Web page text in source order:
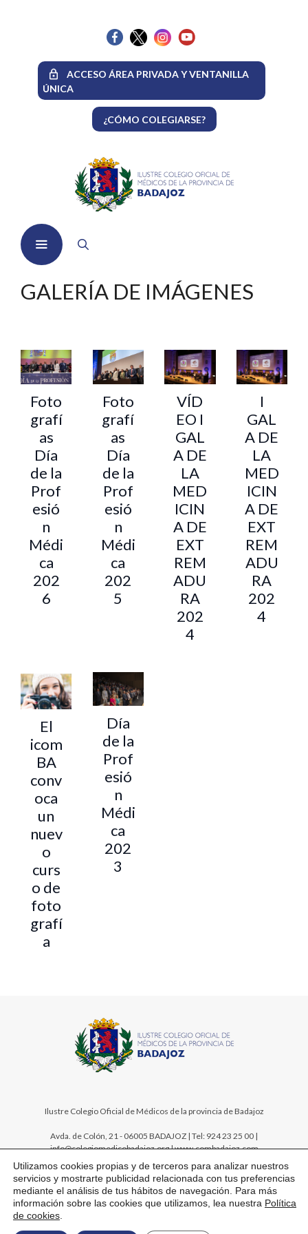
ACCESO ÁREA PRIVADA Y VENTANILLA
ÚNICA
¿CÓMO COLEGIARSE?
Menú
GALERÍA DE IMÁGENES
Foto
grafí
as
Día
de la
Prof
esió
n
Médi
ca
202
6
Foto
grafí
as
Día
de la
Prof
esió
n
Médi
ca
202
5
VÍD
EO I
GAL
A DE
LA
MED
ICIN
A DE
EXT
REM
ADU
RA
202
4
I
GAL
A DE
LA
MED
ICIN
A DE
EXT
REM
ADU
RA
202
4
El
icom
BA
conv
oca
un
nuev
o
curs
o de
foto
grafí
a
Día
de la
Prof
esió
n
Médi
ca
202
3
Ilustre Colegio Oficial de Médicos de la provincia de Badajoz
Avda. de Colón, 21 - 06005 BADAJOZ | Tel: 924 23 25 00 |
info@colegiomedicobadajoz.org | www.combadajoz.com
Mapa web Aviso legal Política de privacidad
Utilizamos cookies propias y de terceros para analizar nuestros
servicios y mostrarte publicidad relacionada con tus preferencias
mediante el análisis de tus hábitos de navegación. Para más
información sobre las cookies que utilizamos, lea nuestra Política
de cookies